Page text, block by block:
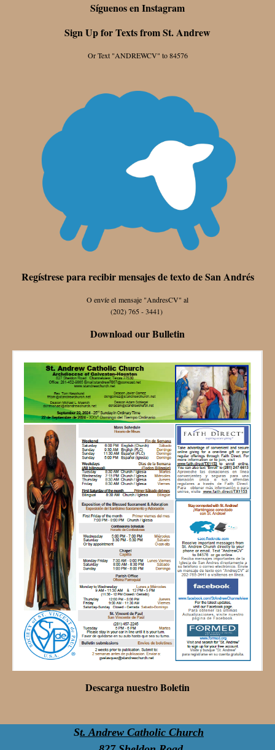
Síguenos en Instagram
Sign Up for Texts from St. Andrew
Or Text "ANDREWCV" to 84576
Regístrese para recibir mensajes de texto de San Andrés
O envíe el mensaje "AndresCV" al
(202) 765 - 3441)
Download our Bulletin
Descarga nuestro Boletin
St. Andrew Catholic Church